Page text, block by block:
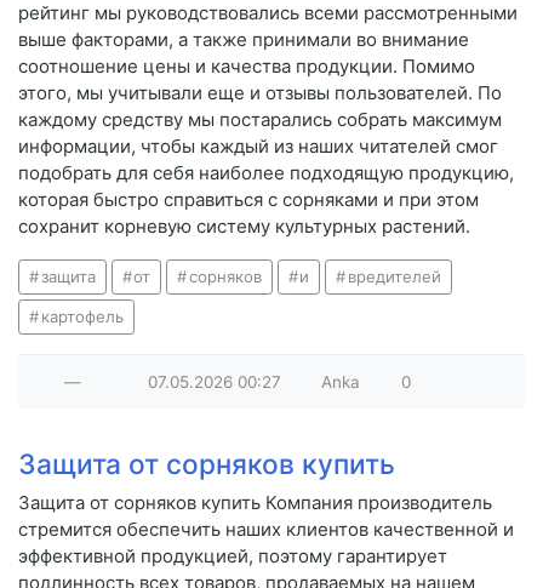
рейтинг мы руководствовались всеми рассмотренными
выше факторами, а также принимали во внимание
соотношение цены и качества продукции. Помимо
этого, мы учитывали еще и отзывы пользователей. По
каждому средству мы постарались собрать максимум
информации, чтобы каждый из наших читателей смог
подобрать для себя наиболее подходящую продукцию,
которая быстро справиться с сорняками и при этом
сохранит корневую систему культурных растений.
защита от сорняков и вредителей
картофель
— 07.05.2026 00:27 Anka 0
Защита от сорняков купить
Защита от сорняков купить Компания производитель
стремится обеспечить наших клиентов качественной и
эффективной продукцией, поэтому гарантирует
подлинность всех товаров, продаваемых на нашем